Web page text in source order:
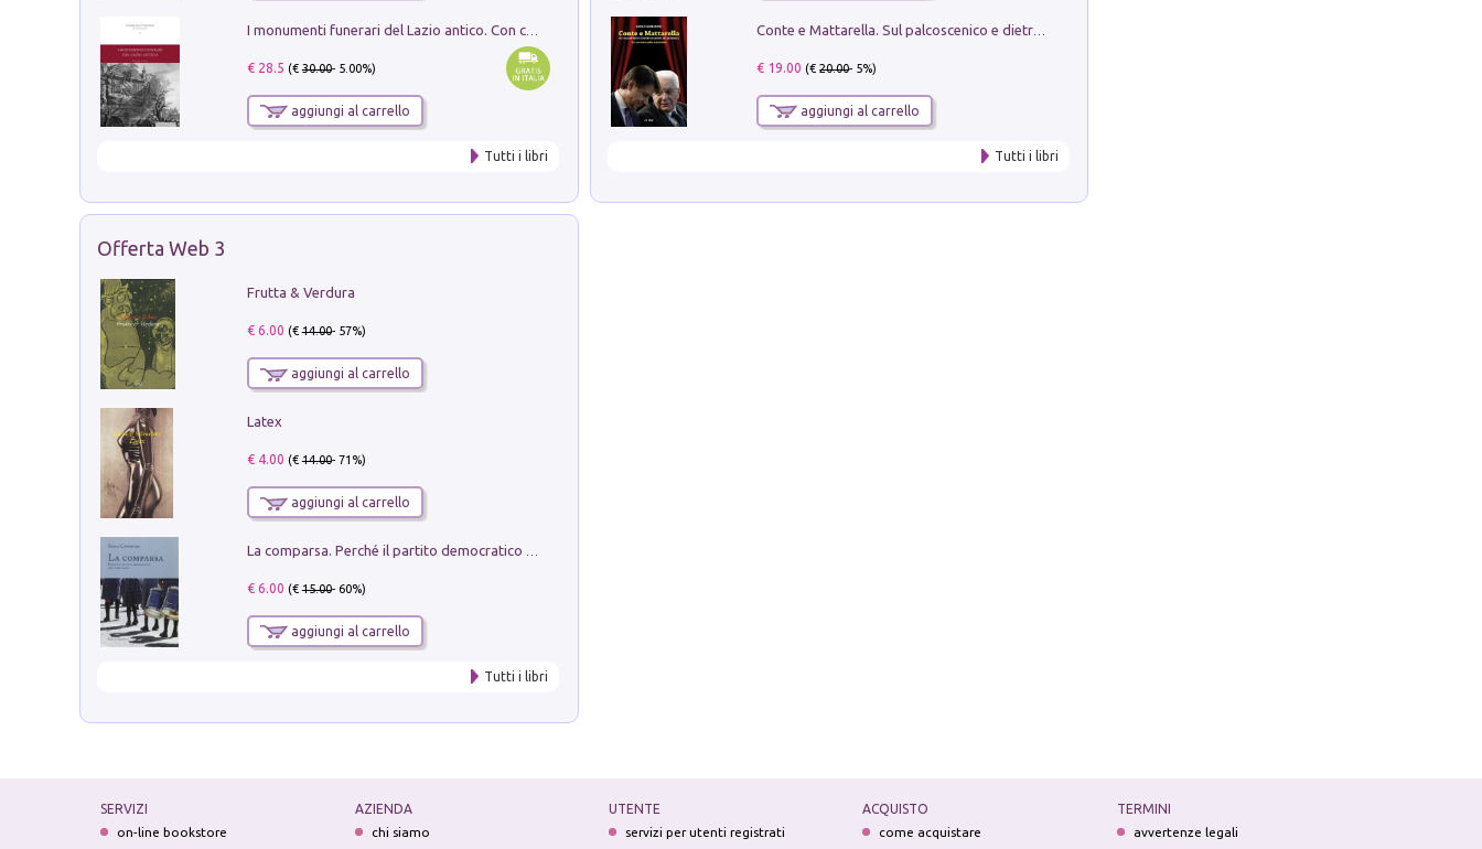
I monumenti funerari del Lazio antico. Con cartella con tavole
€ 28.5 (€30.00- 5.00%)
aggiungi al carrello
Tutti i libri
€ 19.00 (€20.00- 5%)
aggiungi al carrello
Tutti i libri
Offerta Web 3
Frutta & Verdura
€ 6.00 (€14.00- 57%)
aggiungi al carrello
Latex
€ 4.00 (€14.00- 71%)
aggiungi al carrello
€ 6.00 (€15.00- 60%)
aggiungi al carrello
Tutti i libri
SERVIZI
on-line bookstore
AZIENDA
chi siamo
UTENTE
servizi per utenti registrati
ACQUISTO
come acquistare
TERMINI
avvertenze legali